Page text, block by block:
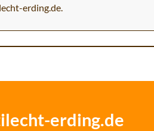
erding.de.
erding.de